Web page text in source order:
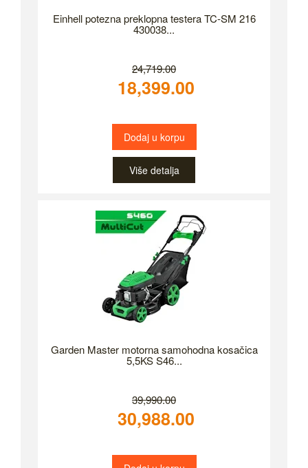
Einhell potezna preklopna testera TC-SM 216
430038...
24,719.00
18,399.00
Dodaj u korpu
Više detalja
Garden Master motorna samohodna kosačica
5,5KS S46...
39,990.00
30,988.00